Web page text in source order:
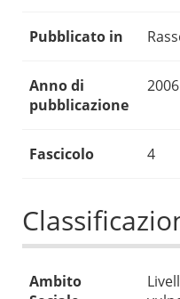
Pubblicato in
Anno di
pubblicazione
2006
Fascicolo 4
Ambito